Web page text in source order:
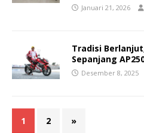
Januari 21, 2026
Tradisi
Sepanjang
Desember 8, 2025
1 2 »